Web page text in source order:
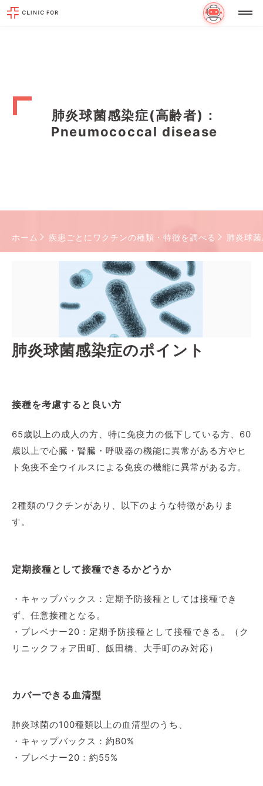
肺炎球菌感染症(高齢者)：
Pneumococcal disease
ホーム 疾患ごとにワクチンの種類・特徴を調べる 肺炎球
肺炎球菌感染症のポイント
接種を考慮すると良い方
65歳以上の成人の方、特に免疫力の低下している方、60
歳以上で心臓・腎臓・呼吸器の機能に異常がある方やヒ
ト免疫不全ウイルスによる免疫の機能に異常がある方。
2種類のワクチンがあり、以下のような特徴がありま
す。
定期接種として接種できるかどうか
・キャップバックス：定期予防接種としては接種でき
ず、任意接種となる。
・プレベナー20：定期予防接種として接種できる。（ク
リニックフォア田町、飯田橋、大手町のみ対応）
カバーできる血清型
肺炎球菌の100種類以上の血清型のうち、
・キャップバックス：約80%
・プレベナー20：約55%